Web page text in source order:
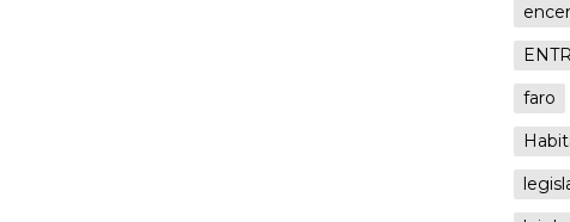
faro